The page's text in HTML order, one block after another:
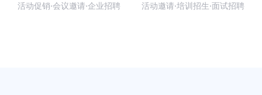
活动促销·会议邀请·企业招聘 活动邀请·培训招生·面试招聘